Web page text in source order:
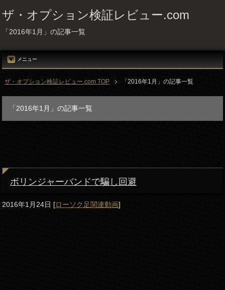
ザ・オプション検証レビュー.com
「2016年1月」の記事一覧
メニュー
ザ・オプション検証レビュー.com TOP 「2016年1月」の記事一覧
「2016年1月」の記事一覧
ボリンジャーバンドで騙し回避
2016年1月24日[ローソク足関連動画]